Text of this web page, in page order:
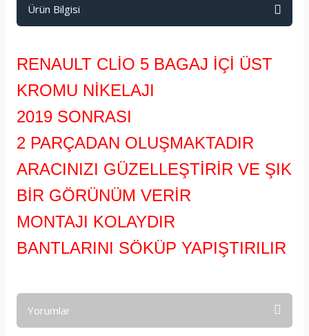
Ürün Bilgisi
RENAULT CLİO 5 BAGAJ İÇİ ÜST
KROMU NİKELAJI
2019 SONRASI
2 PARÇADAN OLUŞMAKTADIR
ARACINIZI GÜZELLEŞTİRİR VE ŞIK
BİR GÖRÜNÜM VERİR
MONTAJI KOLAYDIR
BANTLARINI SÖKÜP YAPIŞTIRILIR
Yorumlar